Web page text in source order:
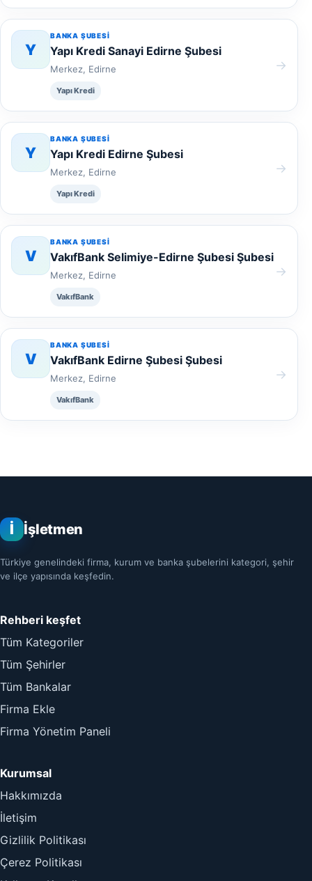
Y
BANKA ŞUBESI
Yapı Kredi Sanayi Edirne Şubesi
Merkez, Edirne
Yapı Kredi
→
Y
BANKA ŞUBESI
Yapı Kredi Edirne Şubesi
Merkez, Edirne
Yapı Kredi
→
V
BANKA ŞUBESI
VakıfBank Selimiye-Edirne Şubesi Şubesi
Merkez, Edirne
VakıfBank
→
V
BANKA ŞUBESI
VakıfBank Edirne Şubesi Şubesi
Merkez, Edirne
VakıfBank
→
İ İşletmen
Türkiye genelindeki firma, kurum ve banka şubelerini kategori, şehir
ve ilçe yapısında keşfedin.
Rehberi keşfet
Tüm Kategoriler
Tüm Şehirler
Tüm Bankalar
Firma Ekle
Firma Yönetim Paneli
Kurumsal
Hakkımızda
İletişim
Gizlilik Politikası
Çerez Politikası